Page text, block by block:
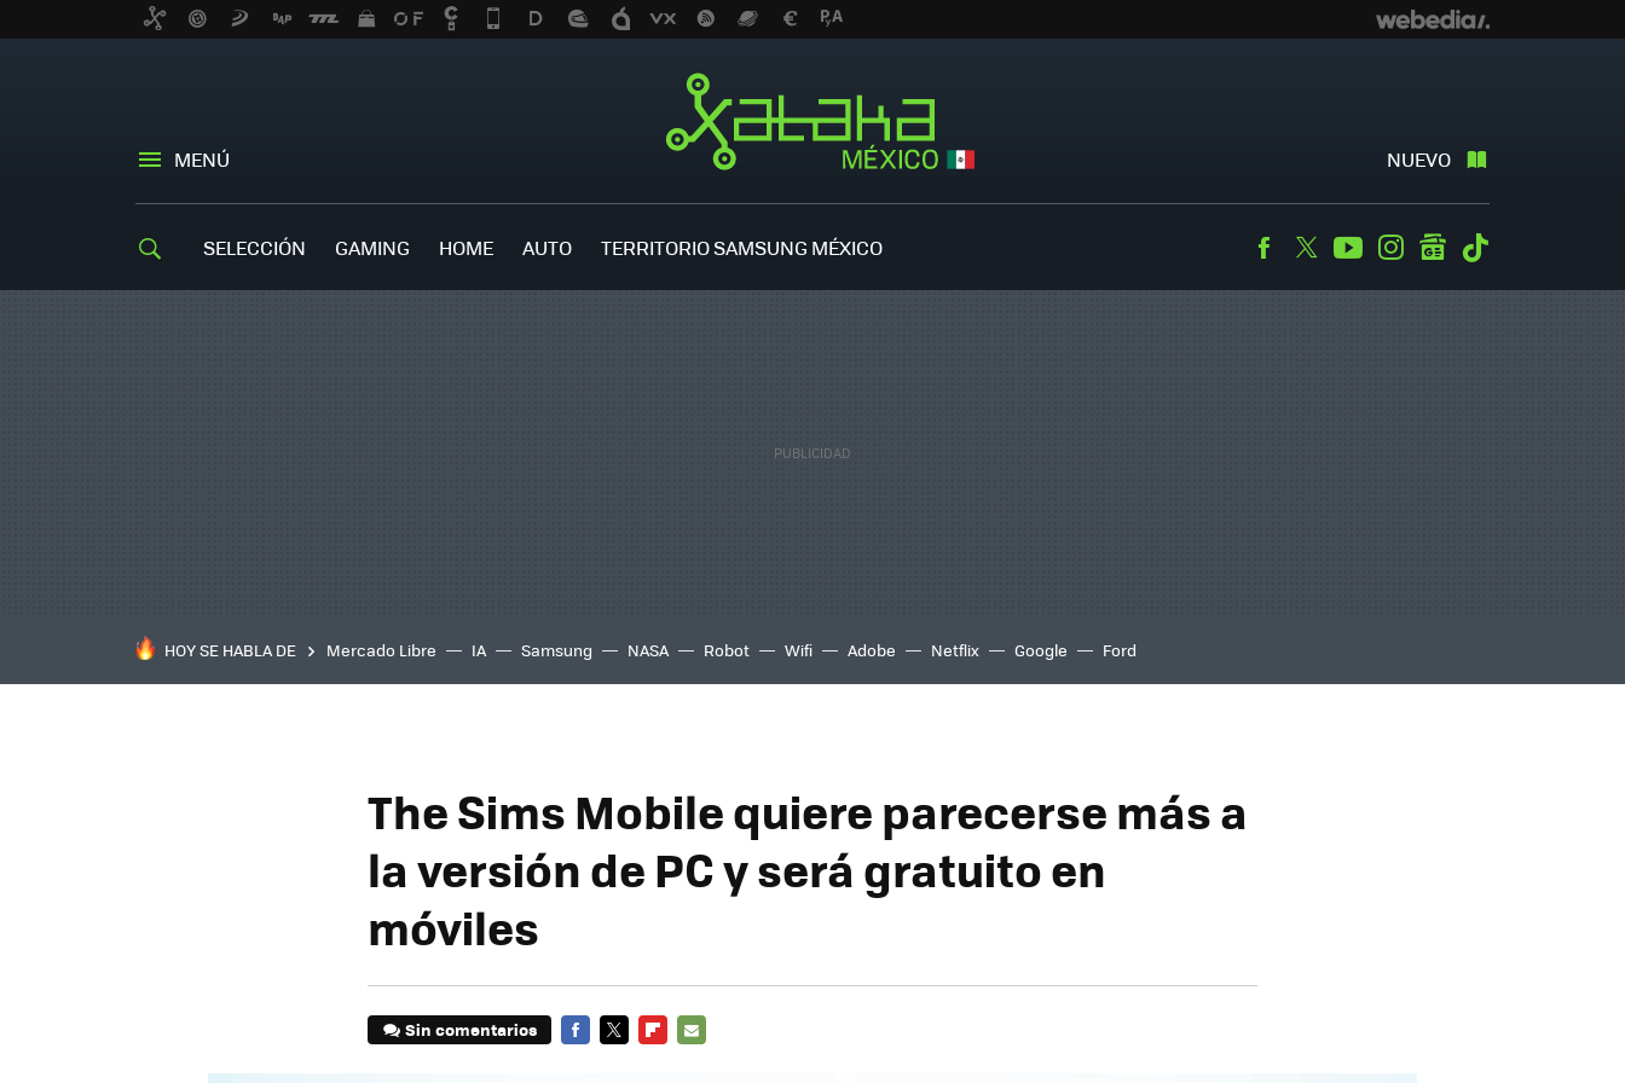
MENÚ NUEVO
SELECCIÓN GAMING HOME AUTO TERRITORIO SAMSUNG MÉXICO Facebook
TwitterYoutubeInstagramgooglenews
HOY SE HABLA DE Mercado Libre IA Samsung NASA Robot Wifi Adobe Netflix Google Ford
The Sims Mobile quiere parecerse más a
la versión de PC y será gratuito en
móviles
Sin comentarios